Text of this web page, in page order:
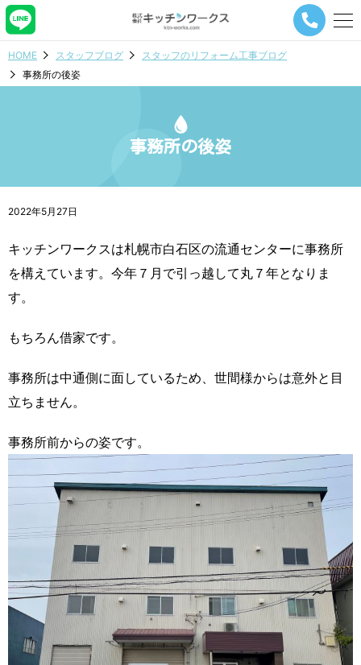
メ
ナ
ボ
HOME スタッフブログ
スタッフのリフォーム工事ブログ
事務所の後姿
事務所の後姿
2022年5月27日
キッチンワークスは札幌市白石区の流通センターに事務所
を構えています。今年７月で引っ越して丸７年となりま
す。
もちろん借家です。
事務所は中通側に面しているため、世間様からは意外と目
立ちません。
事務所前からの姿です。